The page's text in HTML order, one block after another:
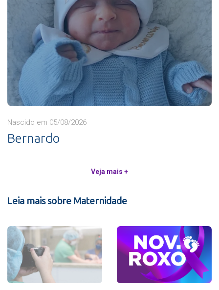
Nascido em 05/08/2026
Bernardo
Veja mais +
Leia mais sobre Maternidade